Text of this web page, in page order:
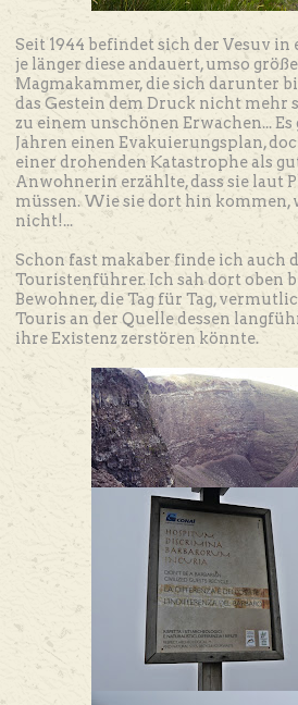
Seit 1944 befindet sich der Vesuv in
je länger diese andauert, umso
Magmakammer, die sich darunter
das Gestein dem Druck nicht mehr
zu einem unschönen Erwachen...
Jahren einen Evakuierungsplan,
einer drohenden Katastrophe als
Anwohnerin erzählte, dass sie laut
müssen. Wie sie dort hin kommen,
nicht!...
Schon fast makaber finde ich auch
Touristenführer. Ich sah dort oben
Bewohner, die Tag für Tag,
Touris an der Quelle dessen
ihre Existenz zerstören könnte.